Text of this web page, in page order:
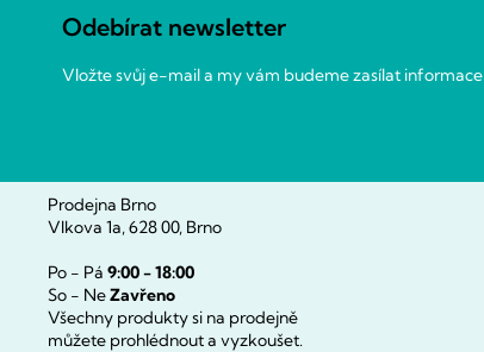
Odebírat newsletter
Vložte svůj e-mail a my vám budeme zasílat
Prodejna Brno
Vlkova 1a, 628 00, Brno
Po - Pá 9:00 - 18:00
So - NeZavřeno
Všechny produkty si na prodejně
můžete prohlédnout a vyzkoušet.